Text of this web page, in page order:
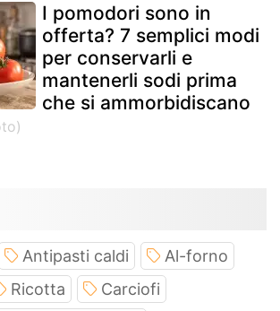
I pomodori sono in
offerta? 7 semplici modi
per conservarli e
mantenerli sodi prima
che si ammorbidiscano
Antipasti caldi
Al-forno
Ricotta
Carciofi